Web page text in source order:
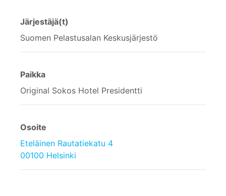
Järjestäjä(t)
Suomen Pelastusalan Keskusjärjestö
Paikka
Original Sokos Hotel Presidentti
Osoite
Eteläinen Rautatiekatu 4
00100 Helsinki